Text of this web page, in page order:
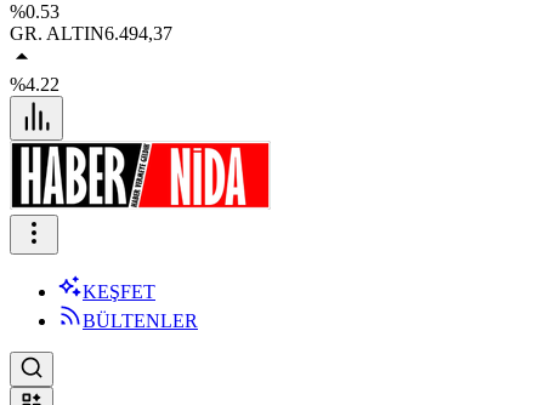
%0.53
GR. ALTIN6.494,37
%4.22
KEŞFET
BÜLTENLER